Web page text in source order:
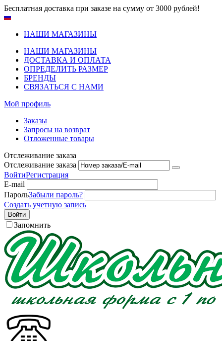
Бесплатная доставка при заказе на сумму от 3000 рублей!
НАШИ МАГАЗИНЫ
НАШИ МАГАЗИНЫ
ДОСТАВКА И ОПЛАТА
ОПРЕДЕЛИТЬ РАЗМЕР
БРЕНДЫ
СВЯЗАТЬСЯ С НАМИ
Мой профиль
Заказы
Запросы на возврат
Отложенные товары
Отслеживание заказа
Отслеживание заказа
ВойтиРегистрация
E-mail
ПарольЗабыли пароль?
Создать учетную запись
Войти
Запомнить